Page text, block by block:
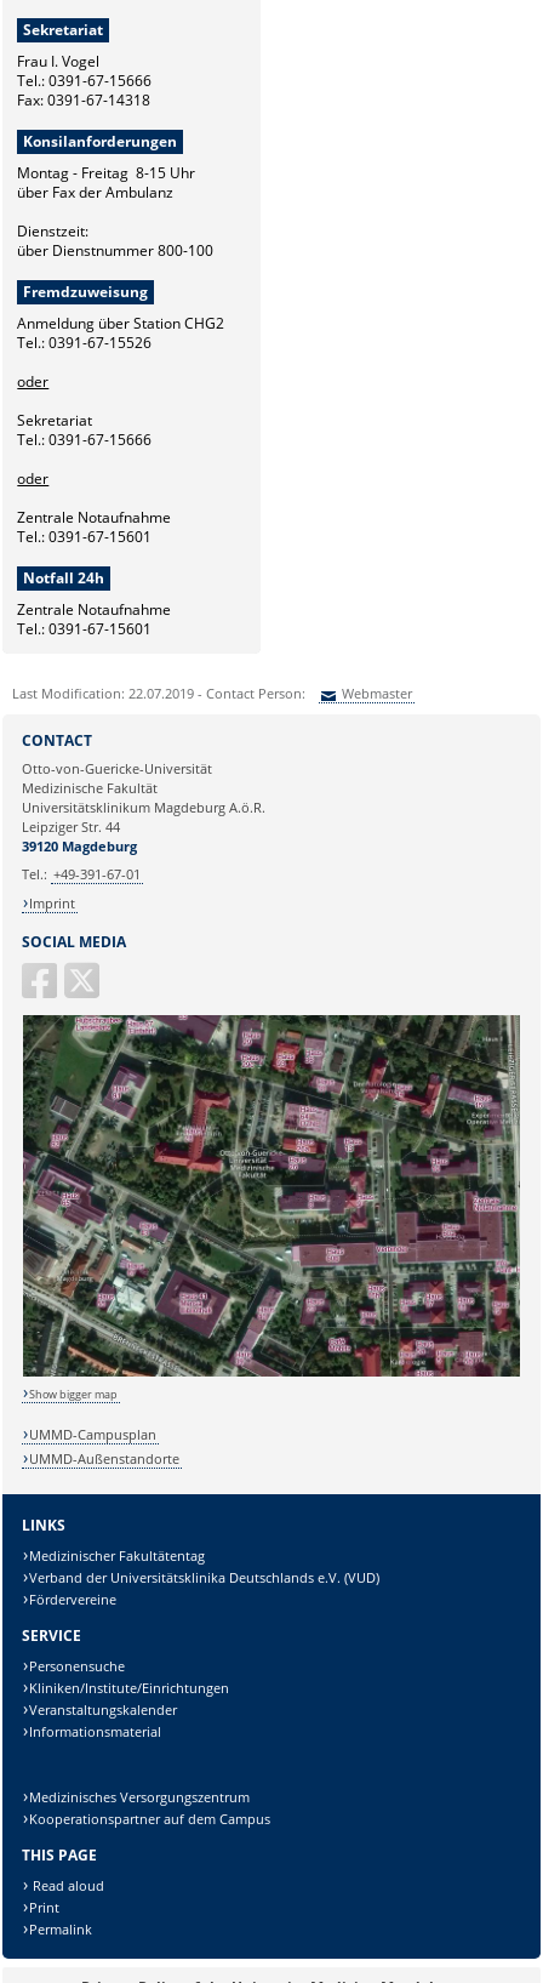
Sekretariat
Frau I. Vogel
Tel.: 0391-67-15666
Fax: 0391-67-14318
Konsilanforderungen
Montag - Freitag 8-15 Uhr
über Fax der Ambulanz
Dienstzeit:
über Dienstnummer 800-100
Fremdzuweisung
Anmeldung über Station CHG2
Tel.: 0391-67-15526
oder
Sekretariat
Tel.: 0391-67-15666
oder
Zentrale Notaufnahme
Tel.: 0391-67-15601
Notfall 24h
Zentrale Notaufnahme
Tel.: 0391-67-15601
Last Modification: 22.07.2019 - Contact Person: Webmaster
Ihre E-Mailadresse:
Ihr Anliegen:
Lösung:
SOCIAL MEDIA
CONTACT
Otto-von-Guericke-Universität
Medizinische Fakultät
Universitätsklinikum Magdeburg A.ö.R.
Leipziger Str. 44
39120 Magdeburg
Tel.: +49-391-67-01
Imprint
Show bigger map
UMMD-Campusplan
UMMD-Außenstandorte
LINKS
Medizinischer Fakultätentag
Verband der Universitätsklinika Deutschlands e.V. (VUD)
Fördervereine
SERVICE
Personensuche
Kliniken/Institute/Einrichtungen
Veranstaltungskalender
Informationsmaterial
Medizinisches Versorgungszentrum
Kooperationspartner auf dem Campus
THIS PAGE
Read aloud
Print
Permalink